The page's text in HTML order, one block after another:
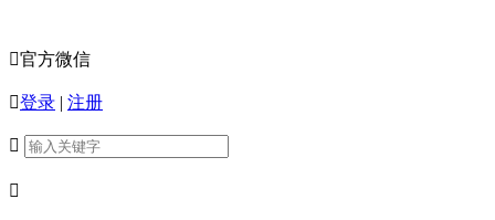
官方微信
登录 | 注册

